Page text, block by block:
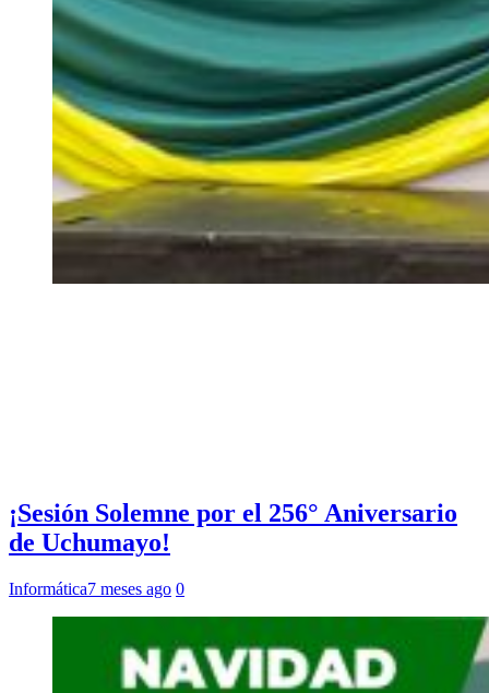
¡Sesión Solemne por el 256° Aniversario
de Uchumayo!
Informática7 meses ago 0